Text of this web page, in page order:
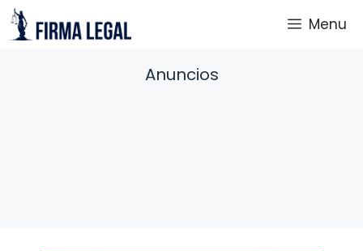
Saltar
al
Menu
Anuncios